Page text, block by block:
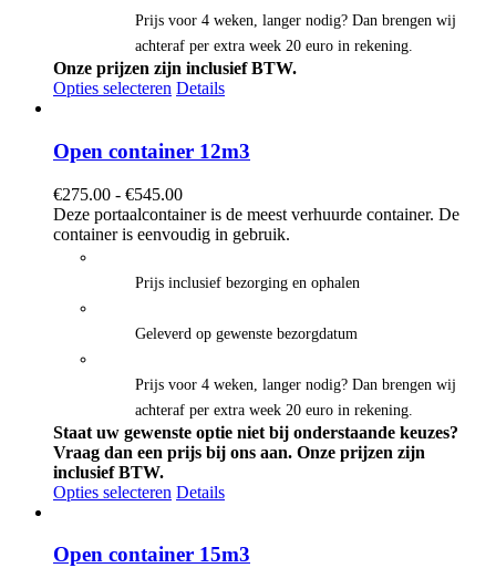
Prijs voor 4 weken, langer nodig? Dan brengen wij
achteraf per extra week 20 euro in rekening.
Onze prijzen zijn inclusief BTW.
Opties selecteren Details
Open container 12m3
€275.00 - €545.00Prijsklasse:
€275.00
tot
Deze portaalcontainer is de meest verhuurde container. De
container is eenvoudig in gebruik.
Prijs inclusief bezorging en ophalen
Geleverd op gewenste bezorgdatum
Prijs voor 4 weken, langer nodig? Dan brengen wij
achteraf per extra week 20 euro in rekening.
Staat uw gewenste optie niet bij onderstaande keuzes?
Vraag dan een prijs bij ons aan. Onze prijzen zijn
inclusief BTW.
Opties selecteren Details
Open container 15m3